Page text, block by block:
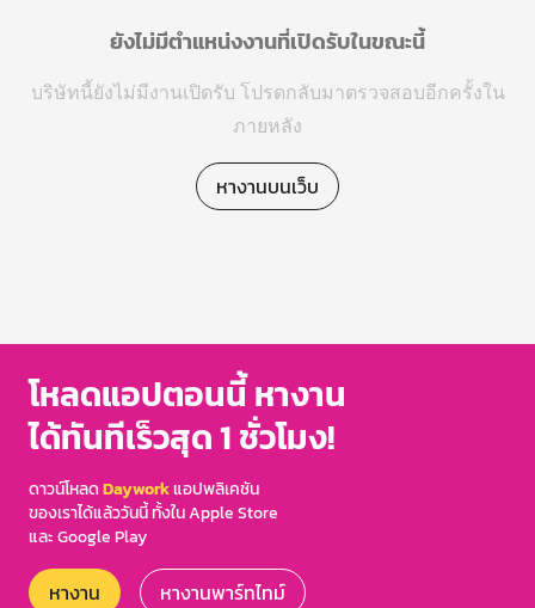
ยังไม่มีตำแหน่งงานที่เปิดรับในขณะนี้
บริษัทนี้ยังไม่มีงานเปิดรับ โปรดกลับมาตรวจสอบอีกครั้งใน
ภายหลัง
หางานบนเว็บ
โหลดแอปตอนนี้ หางาน
ได้ทันทีเร็วสุด 1 ชั่วโมง!
ดาวน์โหลดDayworkแอปพลิเคชัน
ของเราได้แล้ววันนี้ ทั้งใน Apple Store
และ Google Play
หางาน หางานพาร์ทไทม์